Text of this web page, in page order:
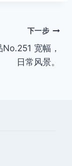
下一步
宽幅，
日常风景。